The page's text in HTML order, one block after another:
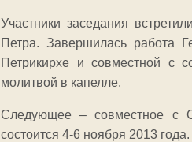
Участники заседания
Петра. Завершилась работа
Петрикирхе и совместной с
молитвой в капелле.
Следующее – совместное с
состоится 4-6 ноября 2013 года.